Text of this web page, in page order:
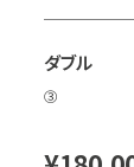
ダブル
③